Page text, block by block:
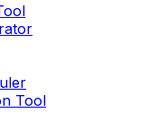
Tool